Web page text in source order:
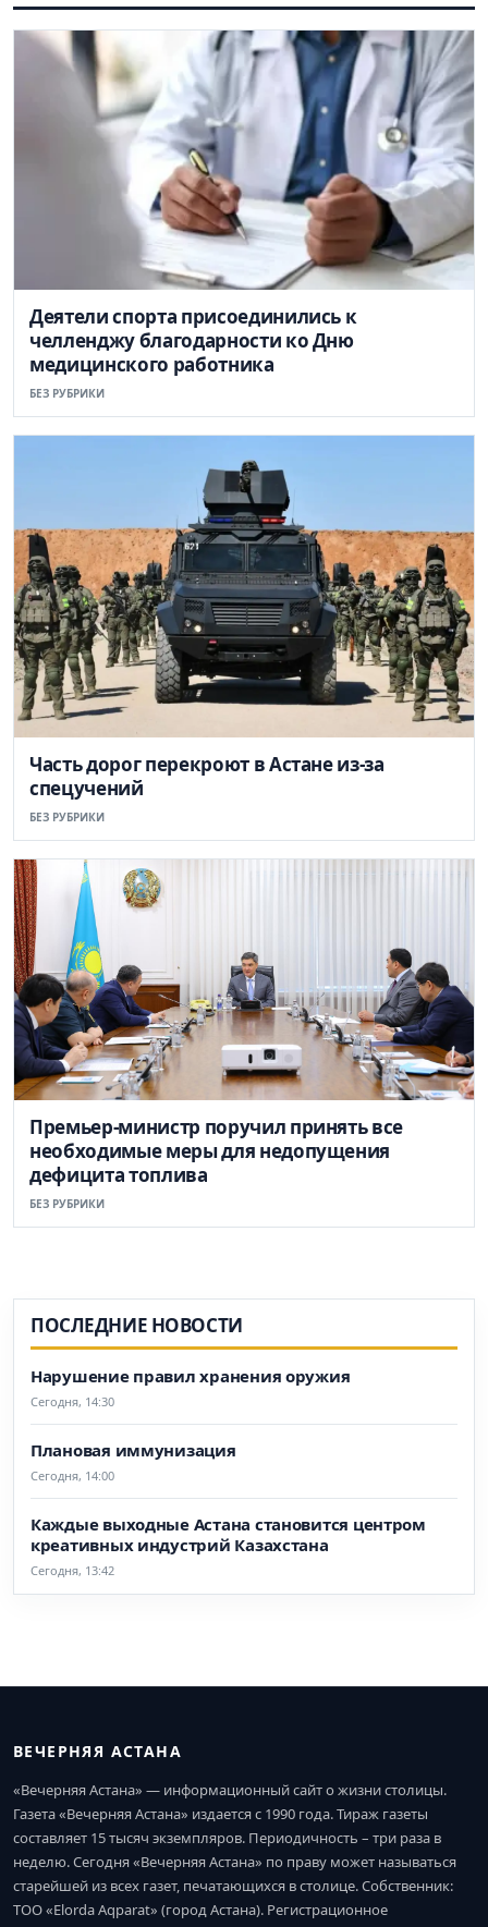
Деятели спорта присоединились к
челленджу благодарности ко Дню
медицинского работника
БЕЗ РУБРИКИ
Часть дорог перекроют в Астане из-за
спецучений
БЕЗ РУБРИКИ
Премьер-министр поручил принять все
необходимые меры для недопущения
дефицита топлива
БЕЗ РУБРИКИ
ПОСЛЕДНИЕ НОВОСТИ
Нарушение правил хранения оружия
Сегодня, 14:30
Плановая иммунизация
Сегодня, 14:00
Каждые выходные Астана становится центром
креативных индустрий Казахстана
Сегодня, 13:42
ВЕЧЕРНЯЯ АСТАНА
«Вечерняя Астана» — информационный сайт о жизни столицы.
Газета «Вечерняя Астана» издается с 1990 года. Тираж газеты
составляет 15 тысяч экземпляров. Периодичность – три раза в
неделю. Сегодня «Вечерняя Астана» по праву может называться
старейшей из всех газет, печатающихся в столице. Собственник:
ТОО «Elorda Aqparat» (город Астана). Регистрационное